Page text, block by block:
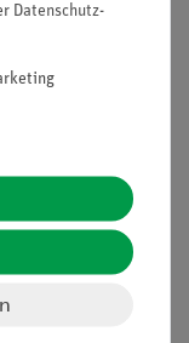
Daten­schutz­